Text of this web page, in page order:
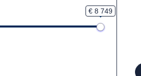
€ 8 749